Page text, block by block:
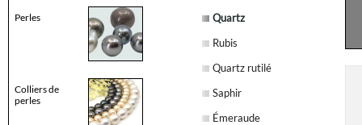
Perles
Colliers de
perles
Quartz
Rubis
Quartz rutilé
Saphir
Émeraude